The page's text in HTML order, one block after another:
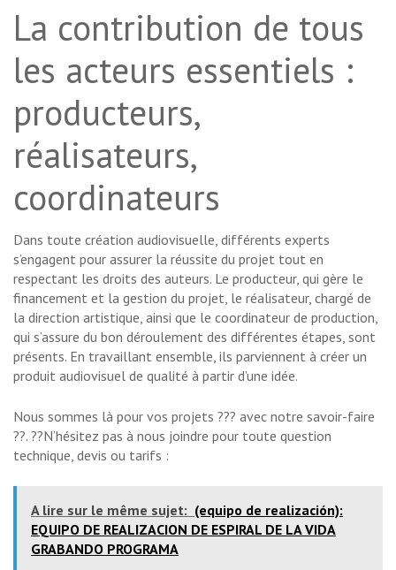
La contribution de tous
les acteurs essentiels :
producteurs,
réalisateurs,
coordinateurs
Dans toute création audiovisuelle, différents experts
s’engagent pour assurer la réussite du projet tout en
respectant les droits des auteurs. Le producteur, qui gère le
financement et la gestion du projet, le réalisateur, chargé de
la direction artistique, ainsi que le coordinateur de production,
qui s’assure du bon déroulement des différentes étapes, sont
présents. En travaillant ensemble, ils parviennent à créer un
produit audiovisuel de qualité à partir d’une idée.
Nous sommes là pour vos projets ??? avec notre savoir-faire
??. ??N’hésitez pas à nous joindre pour toute question
technique, devis ou tarifs :
A lire sur le même sujet: (equipo de realización):
EQUIPO DE REALIZACION DE ESPIRAL DE LA VIDA
GRABANDO PROGRAMA